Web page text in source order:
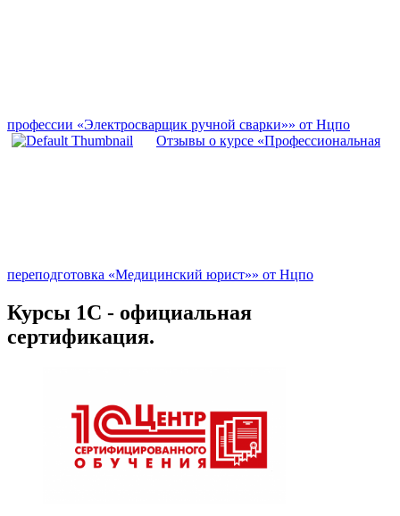
профессии «Электросварщик ручной сварки»» от Нцпо
Отзывы о курсе «Профессиональная
переподготовка «Медицинский юрист»» от Нцпо
Курсы 1С - официальная
сертификация.